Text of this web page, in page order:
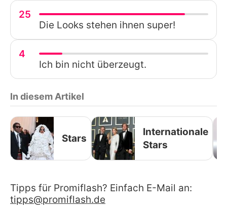
25
Die Looks stehen ihnen super!
4
Ich bin nicht überzeugt.
In diesem Artikel
Stars
Internationale
Stars
Tipps für Promiflash? Einfach E-Mail an:
tipps@promiflash.de